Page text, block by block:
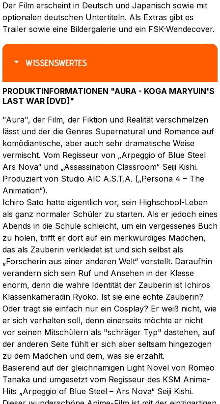
Der Film erscheint in Deutsch und Japanisch sowie mit
optionalen deutschen Untertiteln. Als Extras gibt es
Trailer sowie eine Bildergalerie und ein FSK-Wendecover.
WISSENSWERTES
PRODUKTINFORMATIONEN "AURA - KOGA MARYUIN'S
LAST WAR [DVD]"
"Aura", der Film, der Fiktion und Realität verschmelzen
lässt und der die Genres Supernatural und Romance auf
komödiantische, aber auch sehr dramatische Weise
vermischt. Vom Regisseur von „Arpeggio of Blue Steel
Ars Nova“ und „Assassination Classroom“ Seiji Kishi.
Produziert von Studio AIC A.S.T.A. („Persona 4 – The
Animation“).
Ichiro Sato hatte eigentlich vor, sein Highschool-Leben
als ganz normaler Schüler zu starten. Als er jedoch eines
Abends in die Schule schleicht, um ein vergessenes Buch
zu holen, trifft er dort auf ein merkwürdiges Mädchen,
das als Zauberin verkleidet ist und sich selbst als
„Forscherin aus einer anderen Welt“ vorstellt. Daraufhin
verändern sich sein Ruf und Ansehen in der Klasse
enorm, denn die wahre Identität der Zauberin ist Ichiros
Klassenkameradin Ryoko. Ist sie eine echte Zauberin?
Oder trägt sie einfach nur ein Cosplay? Er weiß nicht, wie
er sich verhalten soll, denn einerseits möchte er nicht
vor seinen Mitschülern als "schräger Typ" dastehen, auf
der anderen Seite fühlt er sich aber seltsam hingezogen
zu dem Mädchen und dem, was sie erzählt.
Basierend auf der gleichnamigen Light Novel von Romeo
Tanaka und umgesetzt vom Regisseur des KSM Anime-
Hits „Arpeggio of Blue Steel – Ars Nova“ Seiji Kishi.